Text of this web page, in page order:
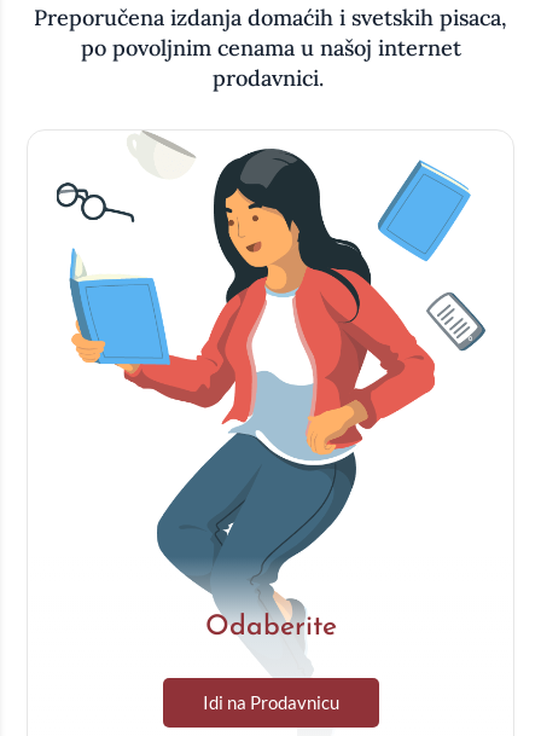
Preporučena izdanja domaćih i svetskih pisaca,
po povoljnim cenama u našoj internet
prodavnici.
Odaberite
Idi na Prodavnicu